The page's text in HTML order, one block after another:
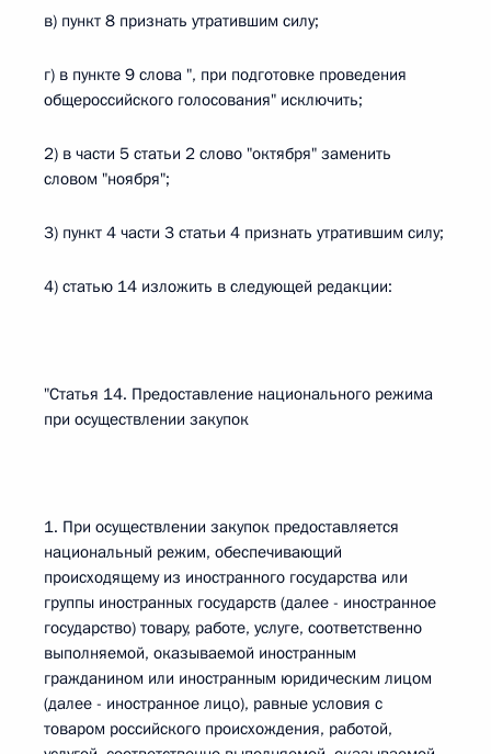
в) пункт 8 признать утратившим силу;
г) в пункте 9 слова ", при подготовке проведения
общероссийского голосования" исключить;
2) в части 5 статьи 2 слово "октября" заменить
словом "ноября";
3) пункт 4 части 3 статьи 4 признать утратившим силу;
4) статью 14 изложить в следующей редакции:
"Статья 14. Предоставление национального режима
при осуществлении закупок
1. При осуществлении закупок предоставляется
национальный режим, обеспечивающий
происходящему из иностранного государства или
группы иностранных государств (далее - иностранное
государство) товару, работе, услуге, соответственно
выполняемой, оказываемой иностранным
гражданином или иностранным юридическим лицом
(далее - иностранное лицо), равные условия с
товаром российского происхождения, работой,